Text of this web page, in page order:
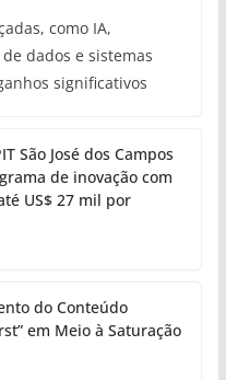
como IA,
dados e sistemas
significativos
São José dos Campos
de inovação com
US$ 27 mil por
do Conteúdo
em Meio à Saturação